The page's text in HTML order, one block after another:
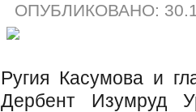
ОПУБЛИКОВАНО:
Ругия Касумова и
Дербент Изумруд